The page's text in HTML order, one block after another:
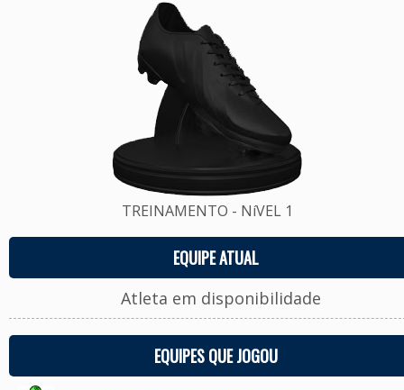
TREINAMENTO - NíVEL 1
EQUIPE ATUAL
Atleta em disponibilidade
EQUIPES QUE JOGOU